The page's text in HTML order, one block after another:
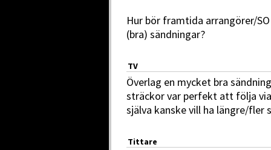
Hur bör framtida arrangörer/
(bra) sändningar?
TV
Överlag en mycket bra
sträckor var perfekt att följa
själva kanske vill ha längre/fler
Tittare